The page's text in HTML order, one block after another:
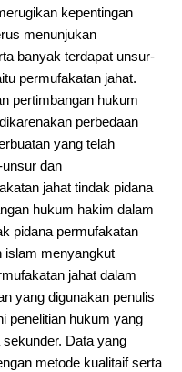
kepentingan
menunjukan
banyak terdapat unsur-
permufakatan jahat.
pertimbangan hukum
perbedaan
yang telah
dan
jahat tindak pidana
hukum hakim dalam
pidana permufakatan
islam menyangkut
jahat dalam
yang digunakan penulis
penelitian hukum yang
Data yang
metode kualitaif serta